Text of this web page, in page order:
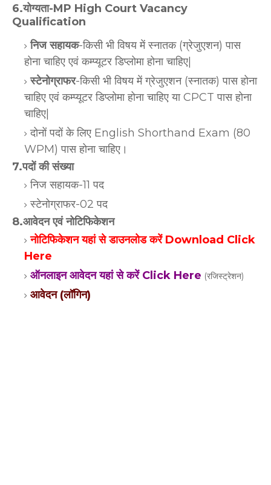
6.योग्यता-MP High Court Vacancy
Qualification
निज सहायक-किसी भी विषय में स्नातक (ग्रेजुएशन) पास
होना चाहिए एवं कम्प्यूटर डिप्लोमा होना चाहिए|
स्टेनोग्राफर-किसी भी विषय में ग्रेजुएशन (स्नातक) पास होना
चाहिए एवं कम्प्यूटर डिप्लोमा होना चाहिए या CPCT पास होना
चाहिए|
दोनों पदों के लिए English Shorthand Exam (80
WPM) पास होना चाहिए।
7.पदों की संख्या
निज सहायक-11 पद
स्टेनोग्राफर-02 पद
8.आवेदन एवं नोटिफिकेशन
नोटिफिकेशन यहां से डाउनलोड करें Download Click
Here
ऑनलाइन आवेदन यहां से करें Click Here (रजिस्ट्रेशन)
आवेदन (लॉगिन)